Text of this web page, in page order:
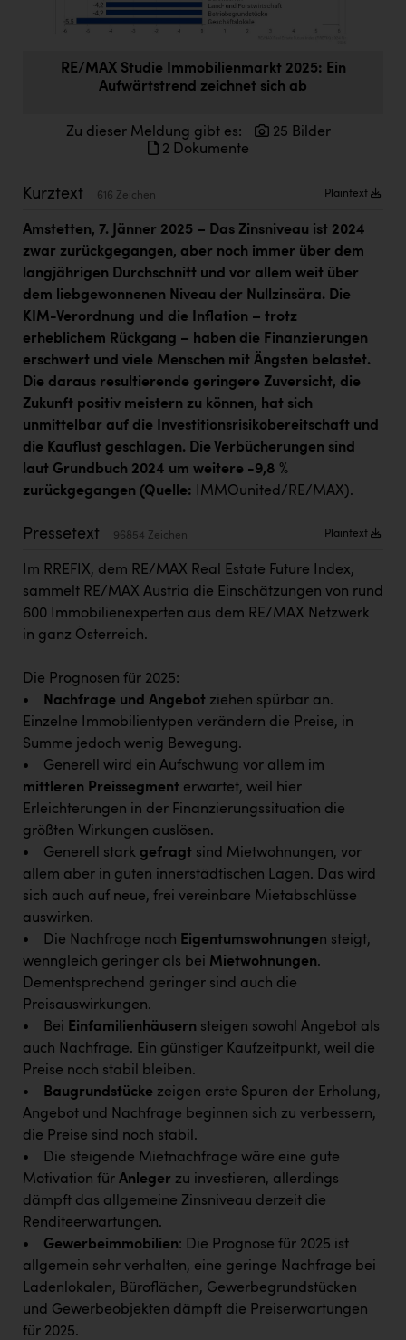
Doppler Gruppe
Immotech
INTERSPAR
INTERSPORT Austria
Jesolo
Jane Goodall Institute Austria
Kärcher
Karin Liedl
KEBA
Kleider Bauer
Kremsmüller Anlagenbau GmbH
Oldtimer Raststationen und Motorhotels
Österreichischer Kachelofenverband
Passage Linz
PÜSPÖK
REMAX
RE/MAX Welcome
Resch&Frisch
RUBBLE MASTER
Ruderclub Wels
SCRI - Salzburg Cancer Research Institute
SCHMACHTL GmbH
Schwingshandl - automation technology gmbh
Seher + Partner
Smurfit Westrock Nettingsdorf
TCL
TGW Logistics
TRAILOMAT & Cycling Austria
VERITAS
RE/MAX Studie Immobilienmarkt 2025: Ein
Aufwärtstrend zeichnet sich ab
Zu dieser Meldung gibt es:
25 Bilder
2 Dokumente
Kurztext 616 Zeichen Plaintext
Amstetten, 7. Jänner 2025 – Das Zinsniveau ist 2024
zwar zurückgegangen, aber noch immer über dem
langjährigen Durchschnitt und vor allem weit über
dem liebgewonnenen Niveau der Nullzinsära. Die
KIM-Verordnung und die Inflation – trotz
erheblichem Rückgang – haben die Finanzierungen
erschwert und viele Menschen mit Ängsten belastet.
Die daraus resultierende geringere Zuversicht, die
Zukunft positiv meistern zu können, hat sich
unmittelbar auf die Investitionsrisikobereitschaft und
die Kauflust geschlagen. Die Verbücherungen sind
laut Grundbuch 2024 um weitere -9,8 %
zurückgegangen (Quelle: IMMOunited/RE/MAX).
Pressetext 96854 Zeichen Plaintext
Im RREFIX, dem RE/MAX Real Estate Future Index,
sammelt RE/MAX Austria die Einschätzungen von rund
600 Immobilienexperten aus dem RE/MAX Netzwerk
in ganz Österreich.
Die Prognosen für 2025:
•
Nachfrage und Angebot ziehen spürbar an.
Einzelne Immobilientypen verändern die Preise, in
Summe jedoch wenig Bewegung.
• Generell wird ein Aufschwung vor allem im
mittleren Preissegment erwartet, weil hier
Erleichterungen in der Finanzierungssituation die
größten Wirkungen auslösen.
• Generell stark gefragt sind Mietwohnungen, vor
allem aber in guten innerstädtischen Lagen. Das wird
sich auch auf neue, frei vereinbare Mietabschlüsse
auswirken.
• Die Nachfrage nach Eigentumswohnungen steigt,
wenngleich geringer als bei Mietwohnungen.
Dementsprechend geringer sind auch die
Preisauswirkungen.
• Bei Einfamilienhäusern steigen sowohl Angebot als
auch Nachfrage. Ein günstiger Kaufzeitpunkt, weil die
Preise noch stabil bleiben.
•
Baugrundstücke zeigen erste Spuren der Erholung,
Angebot und Nachfrage beginnen sich zu verbessern,
die Preise sind noch stabil.
• Die steigende Mietnachfrage wäre eine gute
Motivation für Anleger zu investieren, allerdings
dämpft das allgemeine Zinsniveau derzeit die
Renditeerwartungen.
• Gewerbeimmobilien: Die Prognose für 2025 ist
allgemein sehr verhalten, eine geringe Nachfrage bei
Ladenlokalen, Büroflächen, Gewerbegrundstücken
und Gewerbeobjekten dämpft die Preiserwartungen
für 2025.